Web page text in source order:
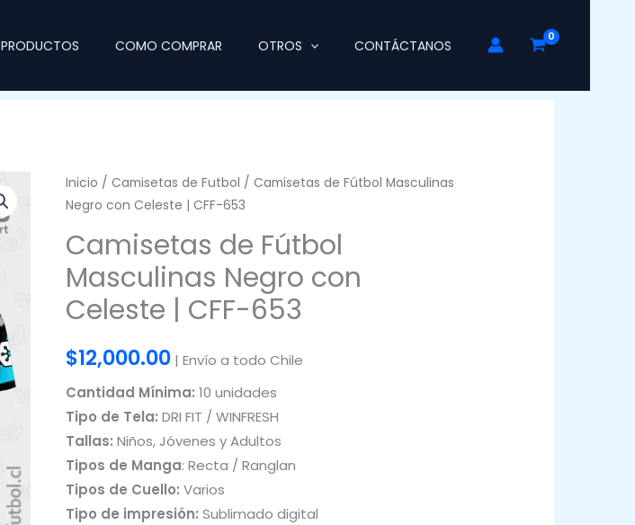
PRODUCTOS COMO COMPRAR OTROS CONTÁCTANOS
Inicio / Camisetas de Futbol / Camisetas de Fútbol Masculinas
Negro con Celeste | CFF-653
Camisetas de Fútbol
Masculinas Negro con
Celeste | CFF-653
$12,000.00 | Envío a todo Chile
Cantidad Mínima: 10 unidades
Tipo de Tela: DRI FIT / WINFRESH
Tallas: Niños, Jóvenes y Adultos
Tipos de Manga: Recta / Ranglan
Tipos de Cuello: Varios
Tipo de impresión: Sublimado digital